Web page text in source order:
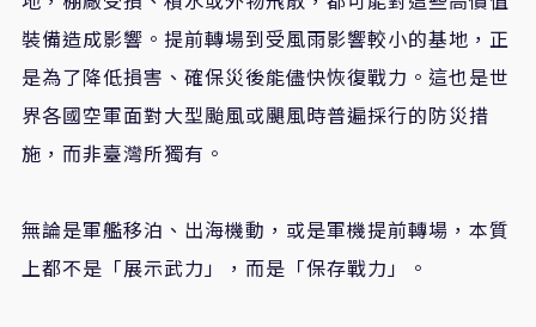
裝備造成影響。提前轉場到受風雨影響較小的基地，正
是為了降低損害、確保災後能儘快恢復戰力。這也是世
界各國空軍面對大型颱風或颶風時普遍採行的防災措
施，而非臺灣所獨有。
無論是軍艦移泊、出海機動，或是軍機提前轉場，本質
上都不是「展示武力」，而是「保存戰力」。